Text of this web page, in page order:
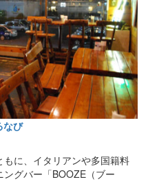
なび
に、イタリアンや多国籍料
グバー「BOOZE（ブー